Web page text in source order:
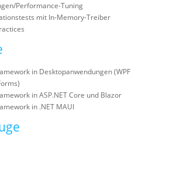
Performance-Tuning
mit In-Memory-Treiber
in Desktopanwendungen (WPF
in ASP.NET Core und Blazor
in .NET MAUI